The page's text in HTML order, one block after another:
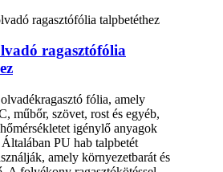
ragasztófólia
fólia, amely
műbőr, szövet, rost és egyéb,
igénylő anyagok
Általában PU hab talpbetét
amely környezetbarát és